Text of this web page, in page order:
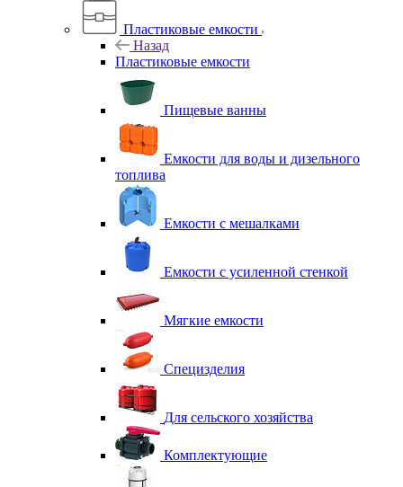
Пластиковые емкости
Назад
Пластиковые емкости
Пищевые ванны
Емкости для воды и дизельного
топлива
Емкости с мешалками
Емкости с усиленной стенкой
Мягкие емкости
Специзделия
Для сельского хозяйства
Комплектующие